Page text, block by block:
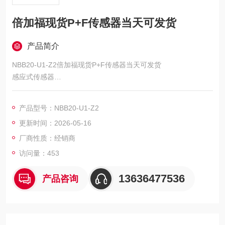
倍加福现货P+F传感器当天可发货
产品简介
NBB20-U1-Z2倍加福现货P+F传感器当天可发货
感应式传感器
系列: VariKont®, 外壳材料: PA/金属 带环氧树脂粉末涂层, 连接类
级: IP68/IP69K
产品型号：NBB20-U1-Z2
更新时间：2026-05-16
厂商性质：经销商
访问量：453
产品咨询 13636477536